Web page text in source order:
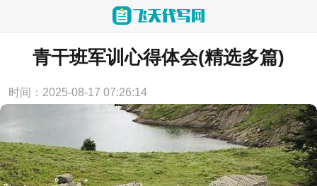
当前位置： 首页 > 心得体会
青干班军训心得体会(精选多篇)
时间：2025-08-17 07:26:14